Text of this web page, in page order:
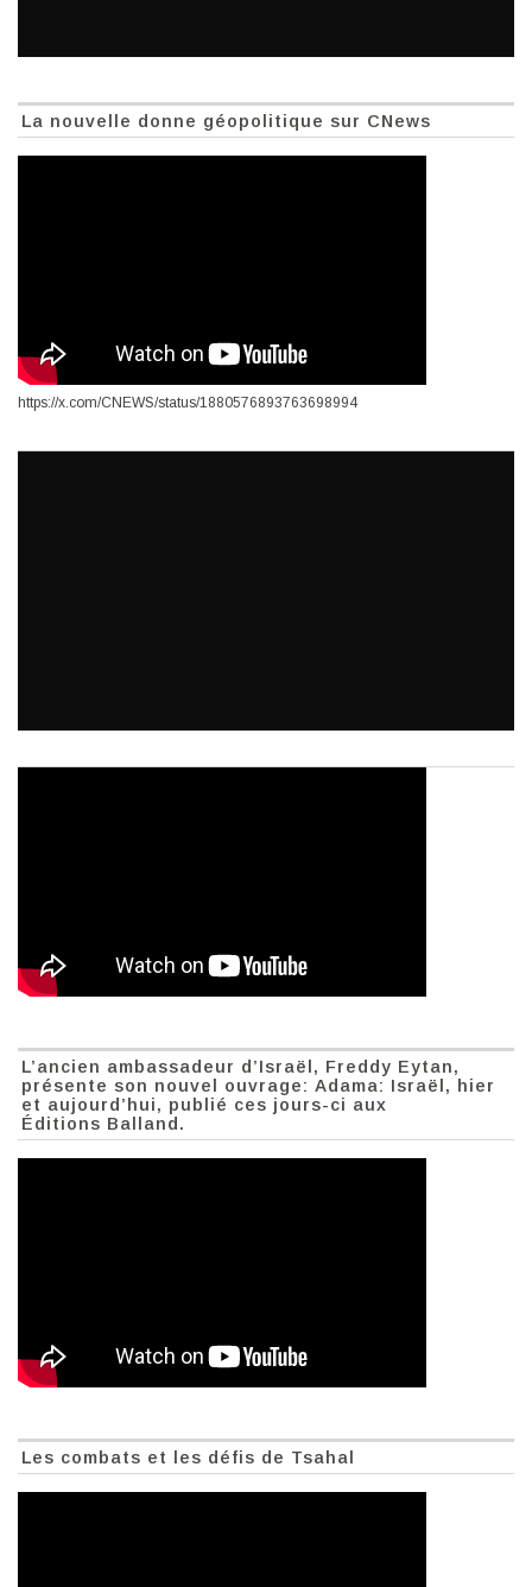
La nouvelle donne géopolitique sur CNews
https://x.com/CNEWS/status/1880576893763698994
L’ancien ambassadeur d’Israël, Freddy Eytan,
présente son nouvel ouvrage: Adama: Israël, hier
et aujourd’hui, publié ces jours-ci aux
Éditions Balland.
Les combats et les défis de Tsahal